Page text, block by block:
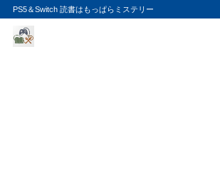
PS5＆Switch 読書はもっぱらミステリー